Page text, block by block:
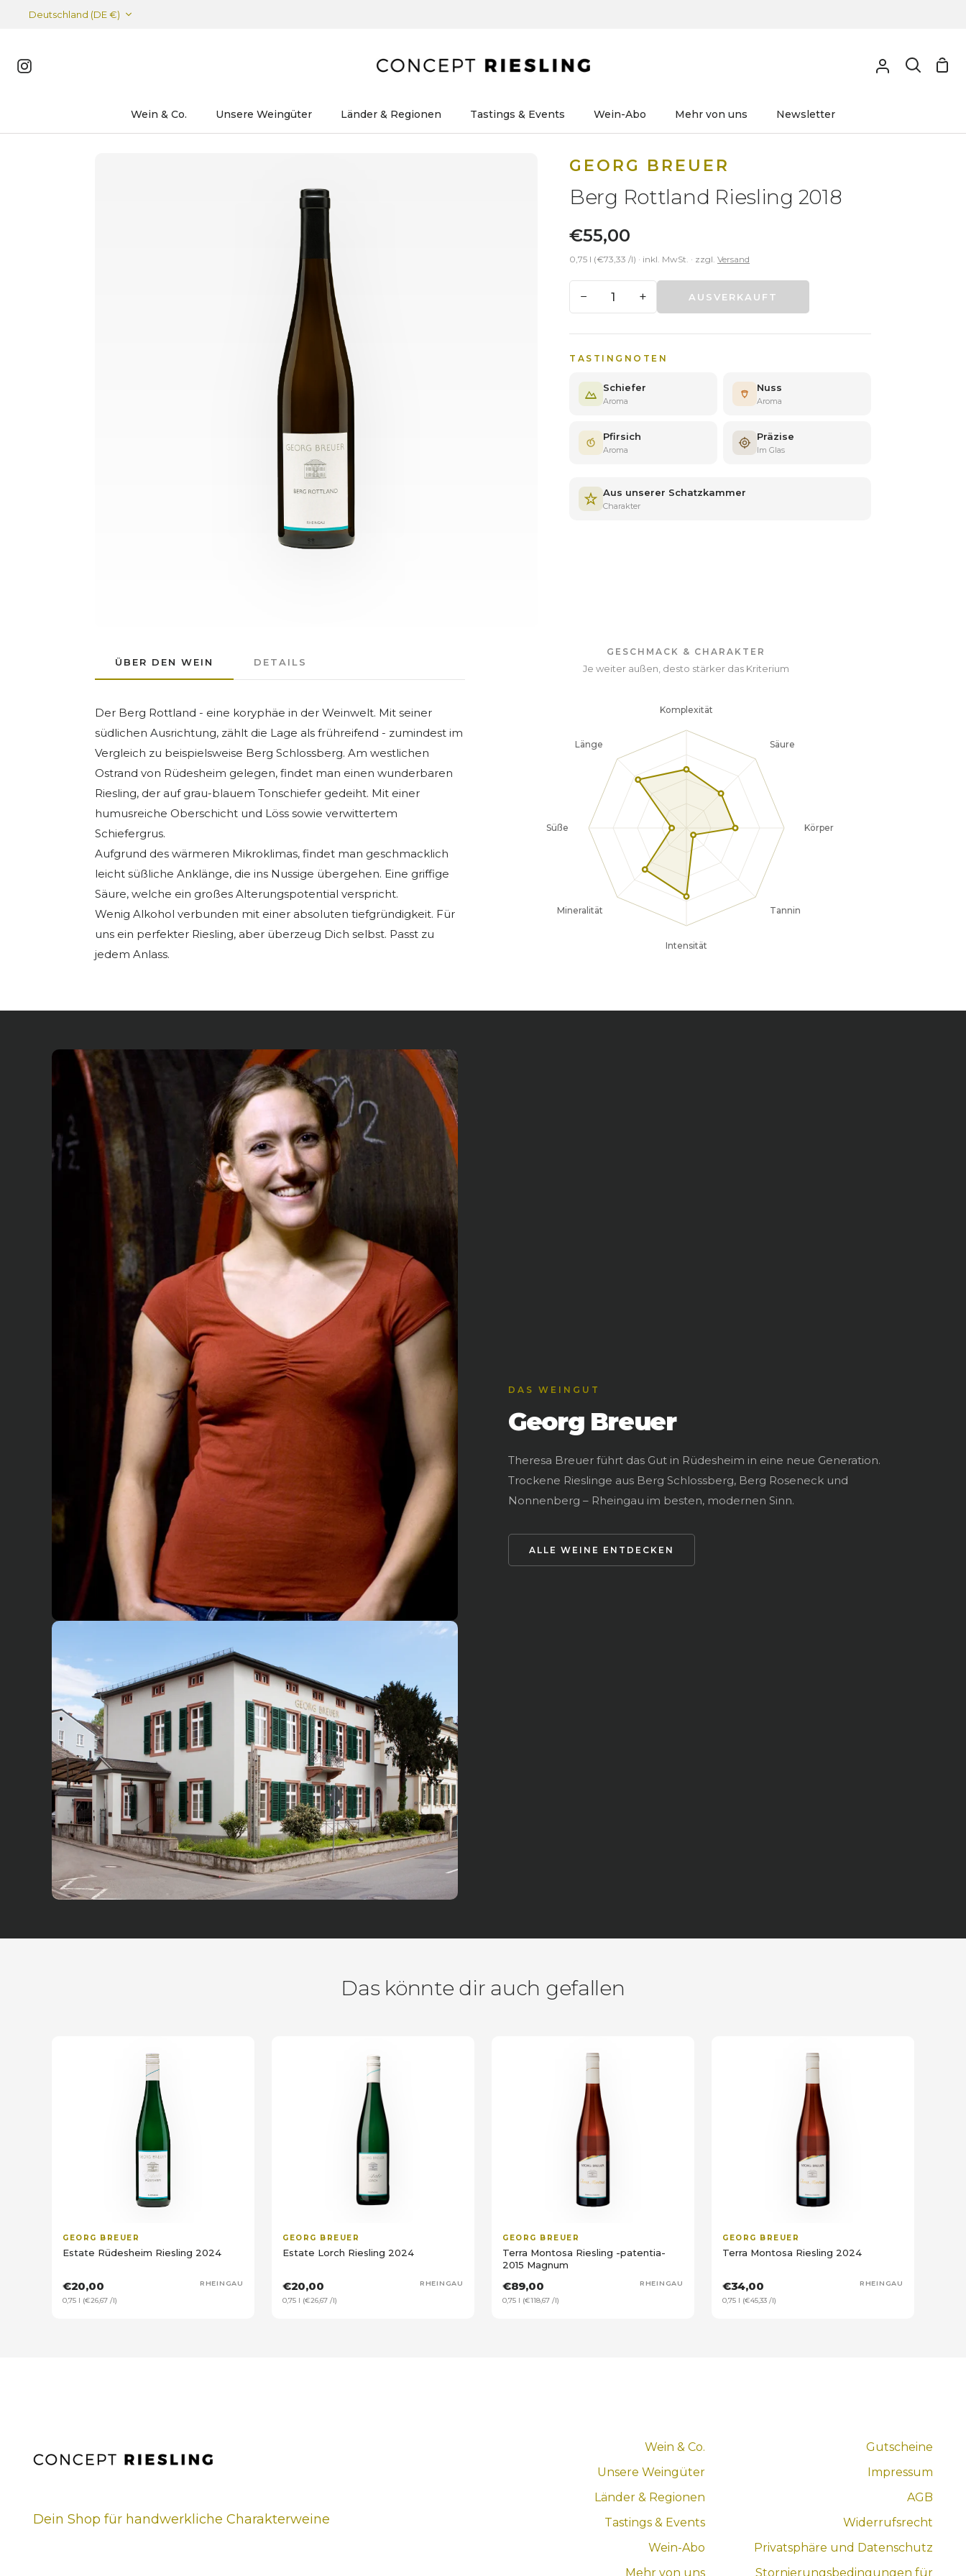
Deutschland (DE €)
Instagram
Wein & Co. Unsere Weingüter Länder & Regionen Tastings & Events Wein-Abo Mehr von uns Newsletter
GEORG BREUER
Berg Rottland Riesling 2018
€55,00
0,75 l (€73,33 /l) · inkl. MwSt. · zzgl. Versand
− + AUSVERKAUFT
TASTINGNOTEN
Schiefer
Aroma
Nuss
Aroma
Pfirsich
Aroma
Präzise
Im Glas
Aus unserer Schatzkammer
Charakter
ÜBER DEN WEIN DETAILS
Der Berg Rottland - eine koryphäe in der Weinwelt. Mit seiner
südlichen Ausrichtung, zählt die Lage als frühreifend - zumindest im
Vergleich zu beispielsweise Berg Schlossberg. Am westlichen
Ostrand von Rüdesheim gelegen, findet man einen wunderbaren
Riesling, der auf grau-blauem Tonschiefer gedeiht. Mit einer
humusreiche Oberschicht und Löss sowie verwittertem
Schiefergrus.
Aufgrund des wärmeren Mikroklimas, findet man geschmacklich
leicht süßliche Anklänge, die ins Nussige übergehen. Eine griffige
Säure, welche ein großes Alterungspotential verspricht.
Wenig Alkohol verbunden mit einer absoluten tiefgründigkeit. Für
uns ein perfekter Riesling, aber überzeug Dich selbst. Passt zu
jedem Anlass.
GESCHMACK & CHARAKTER
Je weiter außen, desto stärker das Kriterium
DAS WEINGUT
Georg Breuer
Theresa Breuer führt das Gut in Rüdesheim in eine neue Generation.
Trockene Rieslinge aus Berg Schlossberg, Berg Roseneck und
Nonnenberg – Rheingau im besten, modernen Sinn.
ALLE WEINE ENTDECKEN
Das könnte dir auch gefallen
GEORG BREUER
Estate Rüdesheim Riesling 2024
€20,00
0,75 l (€26,67 /l)
RHEINGAU
GEORG BREUER
Estate Lorch Riesling 2024
€20,00
0,75 l (€26,67 /l)
RHEINGAU
GEORG BREUER
Terra Montosa Riesling -patentia-
2015 Magnum
€89,00
0,75 l (€118,67 /l)
RHEINGAU
GEORG BREUER
Terra Montosa Riesling 2024
€34,00
0,75 l (€45,33 /l)
RHEINGAU
Dein Shop für handwerkliche Charakterweine
Wein & Co.
Unsere Weingüter
Länder & Regionen
Tastings & Events
Wein-Abo
Mehr von uns
Gutscheine
Impressum
AGB
Widerrufsrecht
Privatsphäre und Datenschutz
Stornierungsbedingungen für